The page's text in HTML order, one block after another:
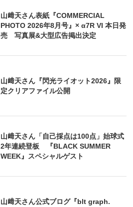
山﨑天さん表紙『COMMERCIAL
PHOTO 2026年8月号』× α7R VI 本日発
売 写真展&大型広告掲出決定
山﨑天さん『閃光ライオット2026』限
定クリアファイル公開
山﨑天さん「自己採点は100点」始球式
2年連続登板 『BLACK SUMMER
WEEK』スペシャルゲスト
山﨑天さん公式ブログ『blt graph.